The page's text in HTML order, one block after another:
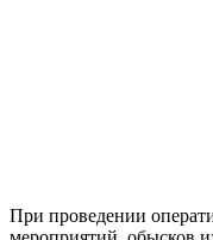
При проведении